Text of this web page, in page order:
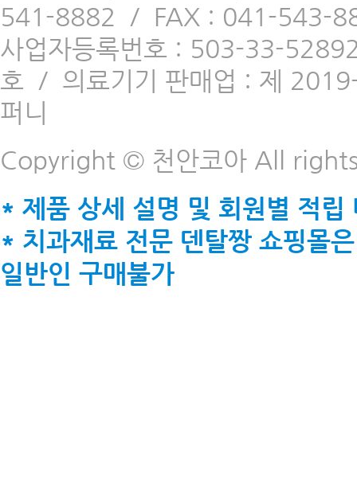
541-8882 / FAX : 041-543-
사업자등록번호 : 503-33-
호 / 의료기기 판매업 : 제
퍼니
Copyright © 천안코아 All
* 제품 상세 설명 및 회원별 적
* 치과재료 전문 덴탈짱 쇼핑몰
일반인 구매불가